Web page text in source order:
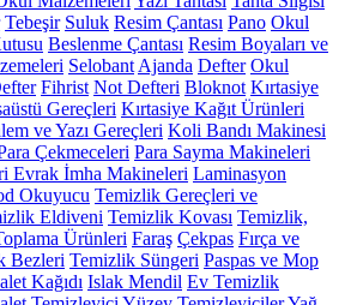
Tebeşir Suluk Resim Çantası Pano Okul
Beslenme Çantası Resim Boyaları ve
Selobant Ajanda Defter Okul
Fihrist Not Defteri Bloknot Kırtasiye
Gereçleri Kırtasiye Kağıt Ürünleri
ve Yazı Gereçleri Koli Bandı Makinesi
Çekmeceleri Para Sayma Makineleri
Evrak İmha Makineleri Laminasyon
Okuyucu Temizlik Gereçleri ve
Eldiveni Temizlik Kovası Temizlik,
Ürünleri Faraş Çekpas Fırça ve
Bezleri Temizlik Süngeri Paspas ve Mop
Kağıdı Islak Mendil Ev Temizlik